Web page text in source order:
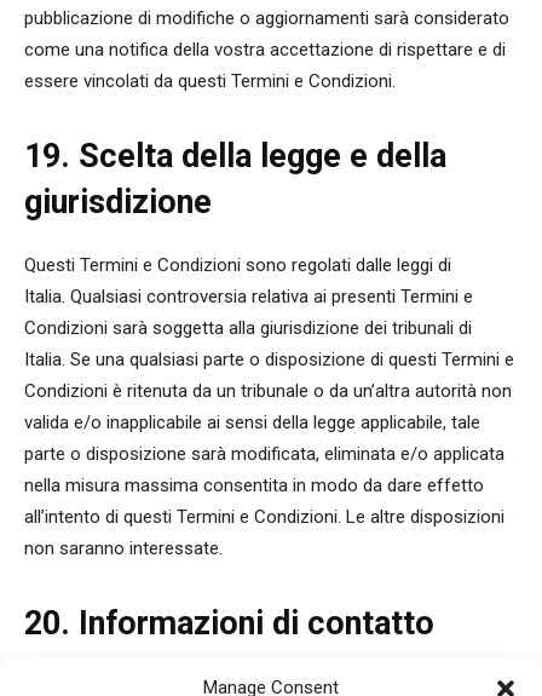
Manage Consent
pubblicazione di modifiche o aggiornamenti sarà considerato
come una notifica della vostra accettazione di rispettare e di
essere vincolati da questi Termini e Condizioni.
19. Scelta della legge e della
giurisdizione
Questi Termini e Condizioni sono regolati dalle leggi di
Italia. Qualsiasi controversia relativa ai presenti Termini e
Condizioni sarà soggetta alla giurisdizione dei tribunali di
Italia. Se una qualsiasi parte o disposizione di questi Termini e
Condizioni è ritenuta da un tribunale o da un’altra autorità non
valida e/o inapplicabile ai sensi della legge applicabile, tale
parte o disposizione sarà modificata, eliminata e/o applicata
nella misura massima consentita in modo da dare effetto
all’intento di questi Termini e Condizioni. Le altre disposizioni
non saranno interessate.
20. Informazioni di contatto
Questo sito web è di proprietà e gestito da Libera adv s.r.l..